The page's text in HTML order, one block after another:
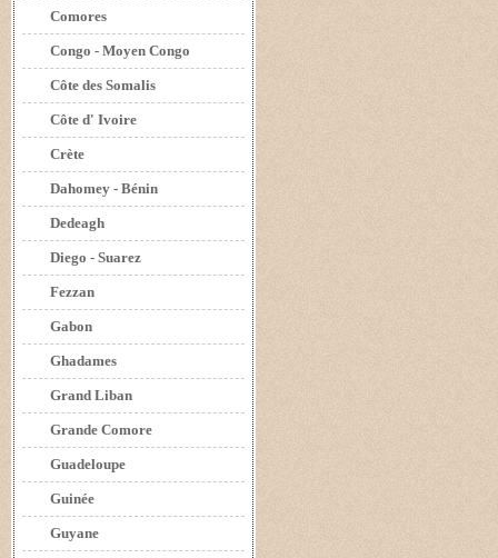
Comores
Congo - Moyen Congo
Côte des Somalis
Côte d' Ivoire
Crète
Dahomey - Bénin
Dedeagh
Diego - Suarez
Fezzan
Gabon
Ghadames
Grand Liban
Grande Comore
Guadeloupe
Guinée
Guyane